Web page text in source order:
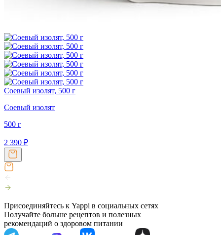
Соевый изолят, 500 г
Соевый изолят
500 г
2 390 ₽
Присоединяйтесь к Yappi в социальных сетях
Получайте больше рецептов и полезных
рекомендаций о здоровом питании